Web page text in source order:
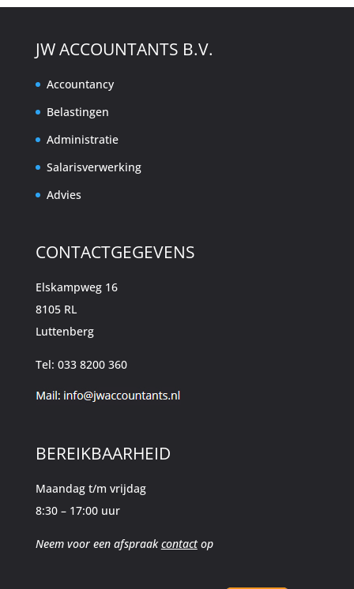
JW ACCOUNTANTS B.V.
Accountancy
Belastingen
Administratie
Salarisverwerking
Advies
CONTACTGEGEVENS
Elskampweg 16
8105 RL
Luttenberg
Tel: 033 8200 360
BEREIKBAARHEID
Maandag t/m vrijdag
8:30 – 17:00 uur
Neem voor een afspraakcontactop